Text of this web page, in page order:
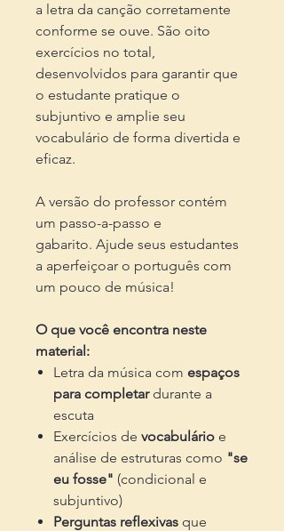
a letra da canção corretamente
conforme se ouve. São oito
exercícios no total,
desenvolvidos para garantir que
o estudante pratique o
subjuntivo e amplie seu
vocabulário de forma divertida e
eficaz.
A versão do professor contém
um passo-a-passo e
gabarito. Ajude seus estudantes
a aperfeiçoar o português com
um pouco de música!
O que você encontra neste
material:
Letra da música com espaços
para completardurante a
escuta
Exercícios de vocabulário e
análise de estruturas como "se
eu fosse" (condicional e
subjuntivo)
Perguntas reflexivas que